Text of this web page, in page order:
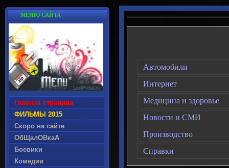
МЕНЮ САЙТА
Главная страница
ФИЛЬМЫ 2015
Скоро на сайте
ОбЩалОВкаА
Боевики
Комедии
Автомобили
Интернет
Медицина и здоровье
Новости и СМИ
Производство
Справки